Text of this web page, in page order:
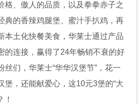
格、傲人的品质，以及拳拳赤子之
典的香辣鸡腿堡、蜜汁手扒鸡，再
本土化快餐美食，华莱士通过产品
的连接，赢得了24年畅销不衰的好
丝们，华莱士“华华汉堡节”，花一
堡，还能献爱心，这10元3堡的“大
！